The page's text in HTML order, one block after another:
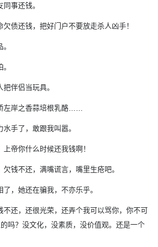
事还钱。
债还钱，把好门户不要放走杀人凶手！
伴侣当玩具。
左岸之香蒜培根乳酪……
手了，敢跟我叫嚣。
帝你什么时候还我钱啊！
钱不还，满嘴谎言，嘴里生疮吧。
，她还在骗我，不亦乐乎。
还，还很光荣，还弄个我可以骂你，你不可
吗？没文化，没素质，没价值观。还是一个